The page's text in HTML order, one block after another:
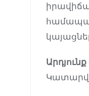
Արդյունք